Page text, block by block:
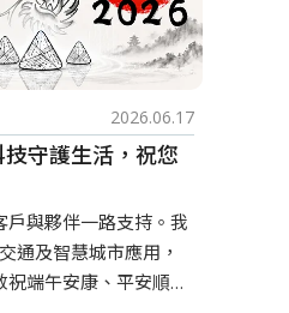
2026.06.17
守護生活，祝您
戶與夥伴一路支持。我
通及智慧城市應用，
祝端午安康、平安順